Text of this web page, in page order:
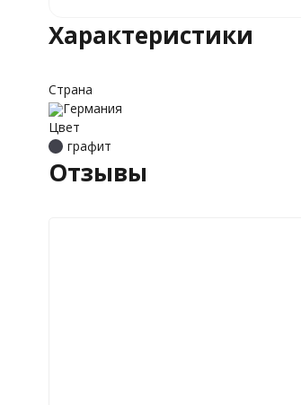
Характеристики
Страна
Германия
Цвет
графит
Отзывы